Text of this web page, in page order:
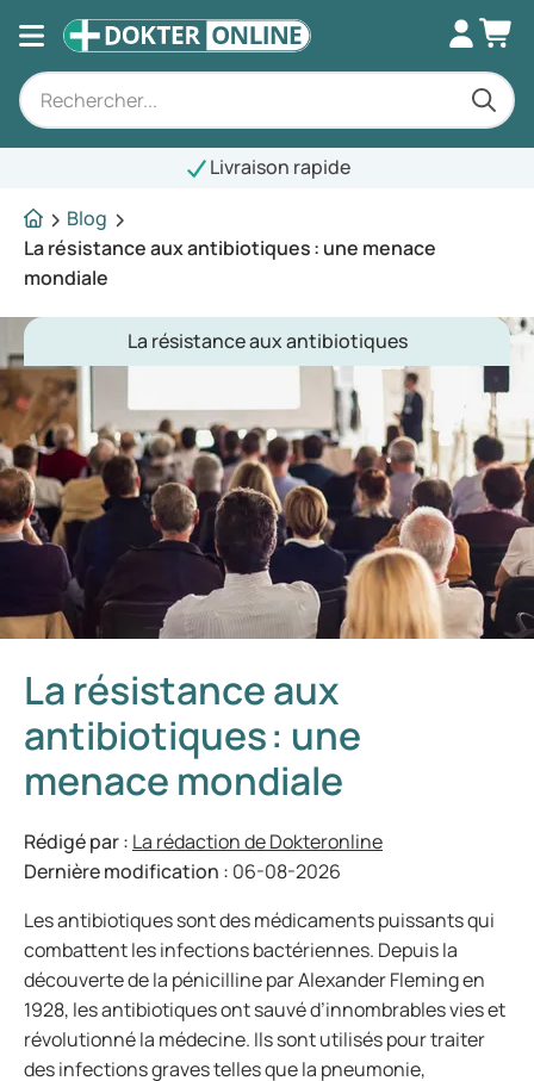
Livraison rapide
Blog
La résistance aux antibiotiques : une menace
mondiale
La résistance aux antibiotiques
La résistance aux
antibiotiques : une
menace mondiale
Rédigé par : La rédaction de Dokteronline
Dernière modification : 06-08-2026
Les antibiotiques sont des médicaments puissants qui
combattent les infections bactériennes. Depuis la
découverte de la pénicilline par Alexander Fleming en
1928, les antibiotiques ont sauvé d’innombrables vies et
révolutionné la médecine. Ils sont utilisés pour traiter
des infections graves telles que la pneumonie,